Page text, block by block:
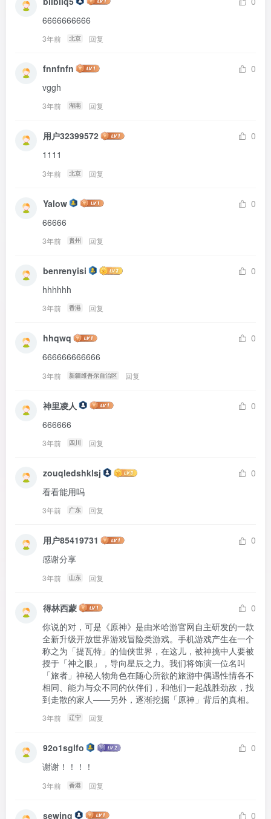
6666666666
3年前 北京 回复
fnnfnfn
0
vggh
3年前 湖南 回复
用户32399572
0
1111
3年前 北京 回复
Yalow
0
66666
3年前 贵州 回复
benrenyisi
0
hhhhhh
3年前 香港 回复
hhqwq
0
666666666666
3年前 新疆维吾尔自治区 回复
神里凌人
0
666666
3年前 四川 回复
zouqledshklsj
0
看看能用吗
3年前 广东 回复
用户85419731
0
感谢分享
3年前 山东 回复
得林西蒙
0
你说的对，可是《原神》是由米哈游官网自主研发的一款
全新升级开放世界游戏冒险类游戏。手机游戏产生在一个
称之为「提瓦特」的仙侠世界，在这儿，被神挑中人要被
授于「神之眼」，导向星辰之力。我们将饰演一位名叫
「旅者」神秘人物角色在随心所欲的旅游中偶遇性情各不
相同、能力与众不同的伙伴们，和他们一起战胜劲敌，找
到走散的家人——另外，逐渐挖掘「原神」背后的真相。
3年前 辽宁 回复
92o1sglfo
0
谢谢！！！！
3年前 香港 回复
sewing 0